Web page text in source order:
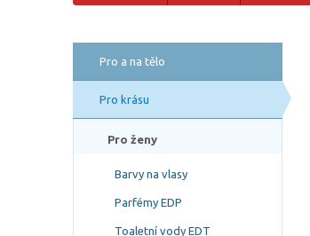
Pro a na tělo
Pro krásu
Pro ženy
Barvy na vlasy
Parfémy EDP
Toaletní vody EDT